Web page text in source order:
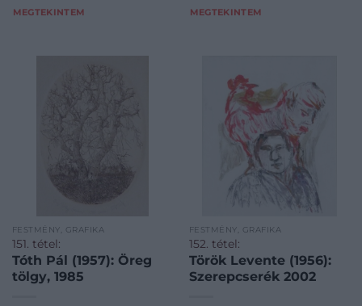
MEGTEKINTEM MEGTEKINTEM
FESTMÉNY, GRAFIKA
151. tétel:
Tóth Pál (1957): Öreg
tölgy, 1985
FESTMÉNY, GRAFIKA
152. tétel:
Török Levente (1956):
Szerepcserék 2002